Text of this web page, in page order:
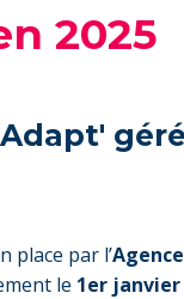
2025
Adapt'
place par l’Agence
le 1er janvier